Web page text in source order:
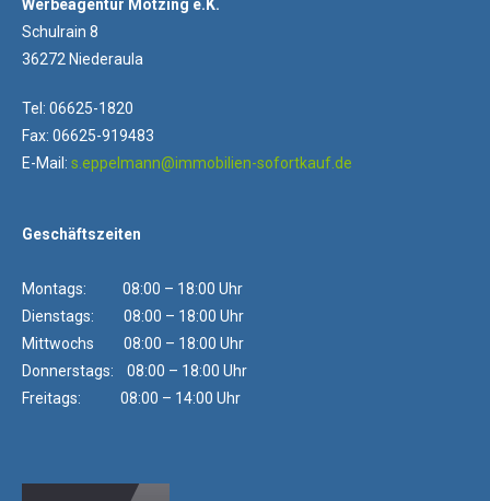
Werbeagentur Mötzing e.K.
Schulrain 8
36272 Niederaula
Tel: 06625-1820
Fax: 06625-919483
E-Mail: s.eppelmann@immobilien-sofortkauf.de
Geschäftszeiten
Montags: 08:00 – 18:00 Uhr
Dienstags: 08:00 – 18:00 Uhr
Mittwochs 08:00 – 18:00 Uhr
Donnerstags: 08:00 – 18:00 Uhr
Freitags: 08:00 – 14:00 Uhr